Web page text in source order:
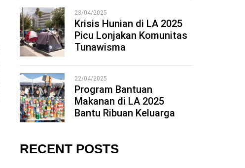
4
23/04/2025
Krisis Hunian di LA 2025
Picu Lonjakan Komunitas
Tunawisma
5
22/04/2025
Program Bantuan
Makanan di LA 2025
Bantu Ribuan Keluarga
RECENT POSTS